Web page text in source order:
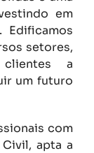
em
Edificamos
setores,
clientes a
um futuro
com
apta a